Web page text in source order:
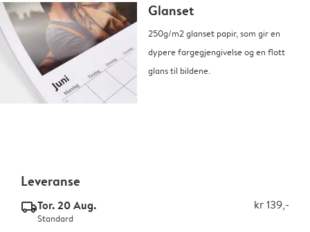
Glanset
250g/m2 glanset papir, som gir en
dypere fargegjengivelse og en flott
glans til bildene.
Leveranse
delivery_standard_v2Tor. 20 Aug. kr 139,-
Standard